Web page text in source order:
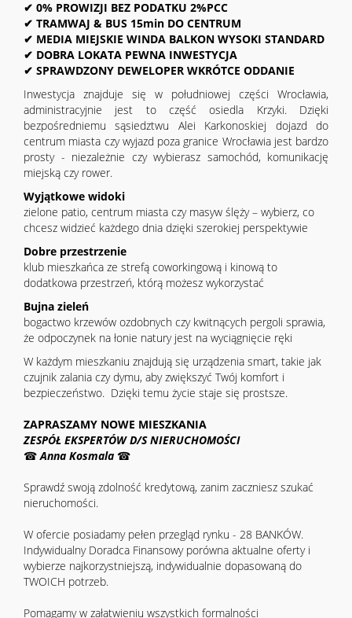
✔ 0% PROWIZJI BEZ PODATKU 2%PCC
✔ TRAMWAJ & BUS 15min DO CENTRUM
✔ MEDIA MIEJSKIE WINDA BALKON WYSOKI STANDARD
✔ DOBRA LOKATA PEWNA INWESTYCJA
✔ SPRAWDZONY DEWELOPER WKRÓTCE ODDANIE
Inwestycja znajduje się w południowej części Wrocławia,
administracyjnie jest to część osiedla Krzyki. Dzięki
bezpośredniemu sąsiedztwu Alei Karkonoskiej dojazd do
centrum miasta czy wyjazd poza granice Wrocławia jest bardzo
prosty - niezależnie czy wybierasz samochód, komunikację
miejską czy rower.
Wyjątkowe widoki
zielone patio, centrum miasta czy masyw ślęży – wybierz, co
chcesz widzieć każdego dnia dzięki szerokiej perspektywie
Dobre przestrzenie
klub mieszkańca ze strefą coworkingową i kinową to
dodatkowa przestrzeń, którą możesz wykorzystać
Bujna zieleń
bogactwo krzewów ozdobnych czy kwitnących pergoli sprawia,
że odpoczynek na łonie natury jest na wyciągnięcie ręki
W każdym mieszkaniu znajdują się urządzenia smart, takie jak
czujnik zalania czy dymu, aby zwiększyć Twój komfort i
bezpieczeństwo. Dzięki temu życie staje się prostsze.
ZAPRASZAMY NOWE MIESZKANIA
ZESPÓŁ EKSPERTÓW D/S NIERUCHOMOŚCI
☎Anna Kosmala ☎
Sprawdź swoją zdolność kredytową, zanim zaczniesz szukać
nieruchomości.
W ofercie posiadamy pełen przegląd rynku - 28 BANKÓW.
Indywidualny Doradca Finansowy porówna aktualne oferty i
wybierze najkorzystniejszą, indywidualnie dopasowaną do
TWOICH potrzeb.
Pomagamy w załatwieniu wszystkich formalności